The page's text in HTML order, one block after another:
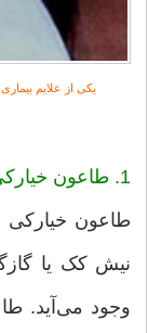
یکی از علایم
1. طاعون خیارکی
طاعون
نیش کک یا
وجود می‌آید.